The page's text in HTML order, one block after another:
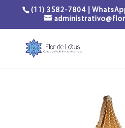
(11) 3582-7804 |